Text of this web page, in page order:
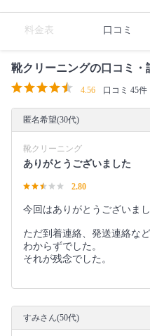
料金表 口コミ
靴クリーニングの口コミ・
4.56 口コミ 45件
匿名希望(30代)
靴クリーニング
ありがとうございました
2.80
今回はありがとうございまし
ただ到着連絡、発送連絡な
わからずでした。
それが残念でした。
すみさん(50代)